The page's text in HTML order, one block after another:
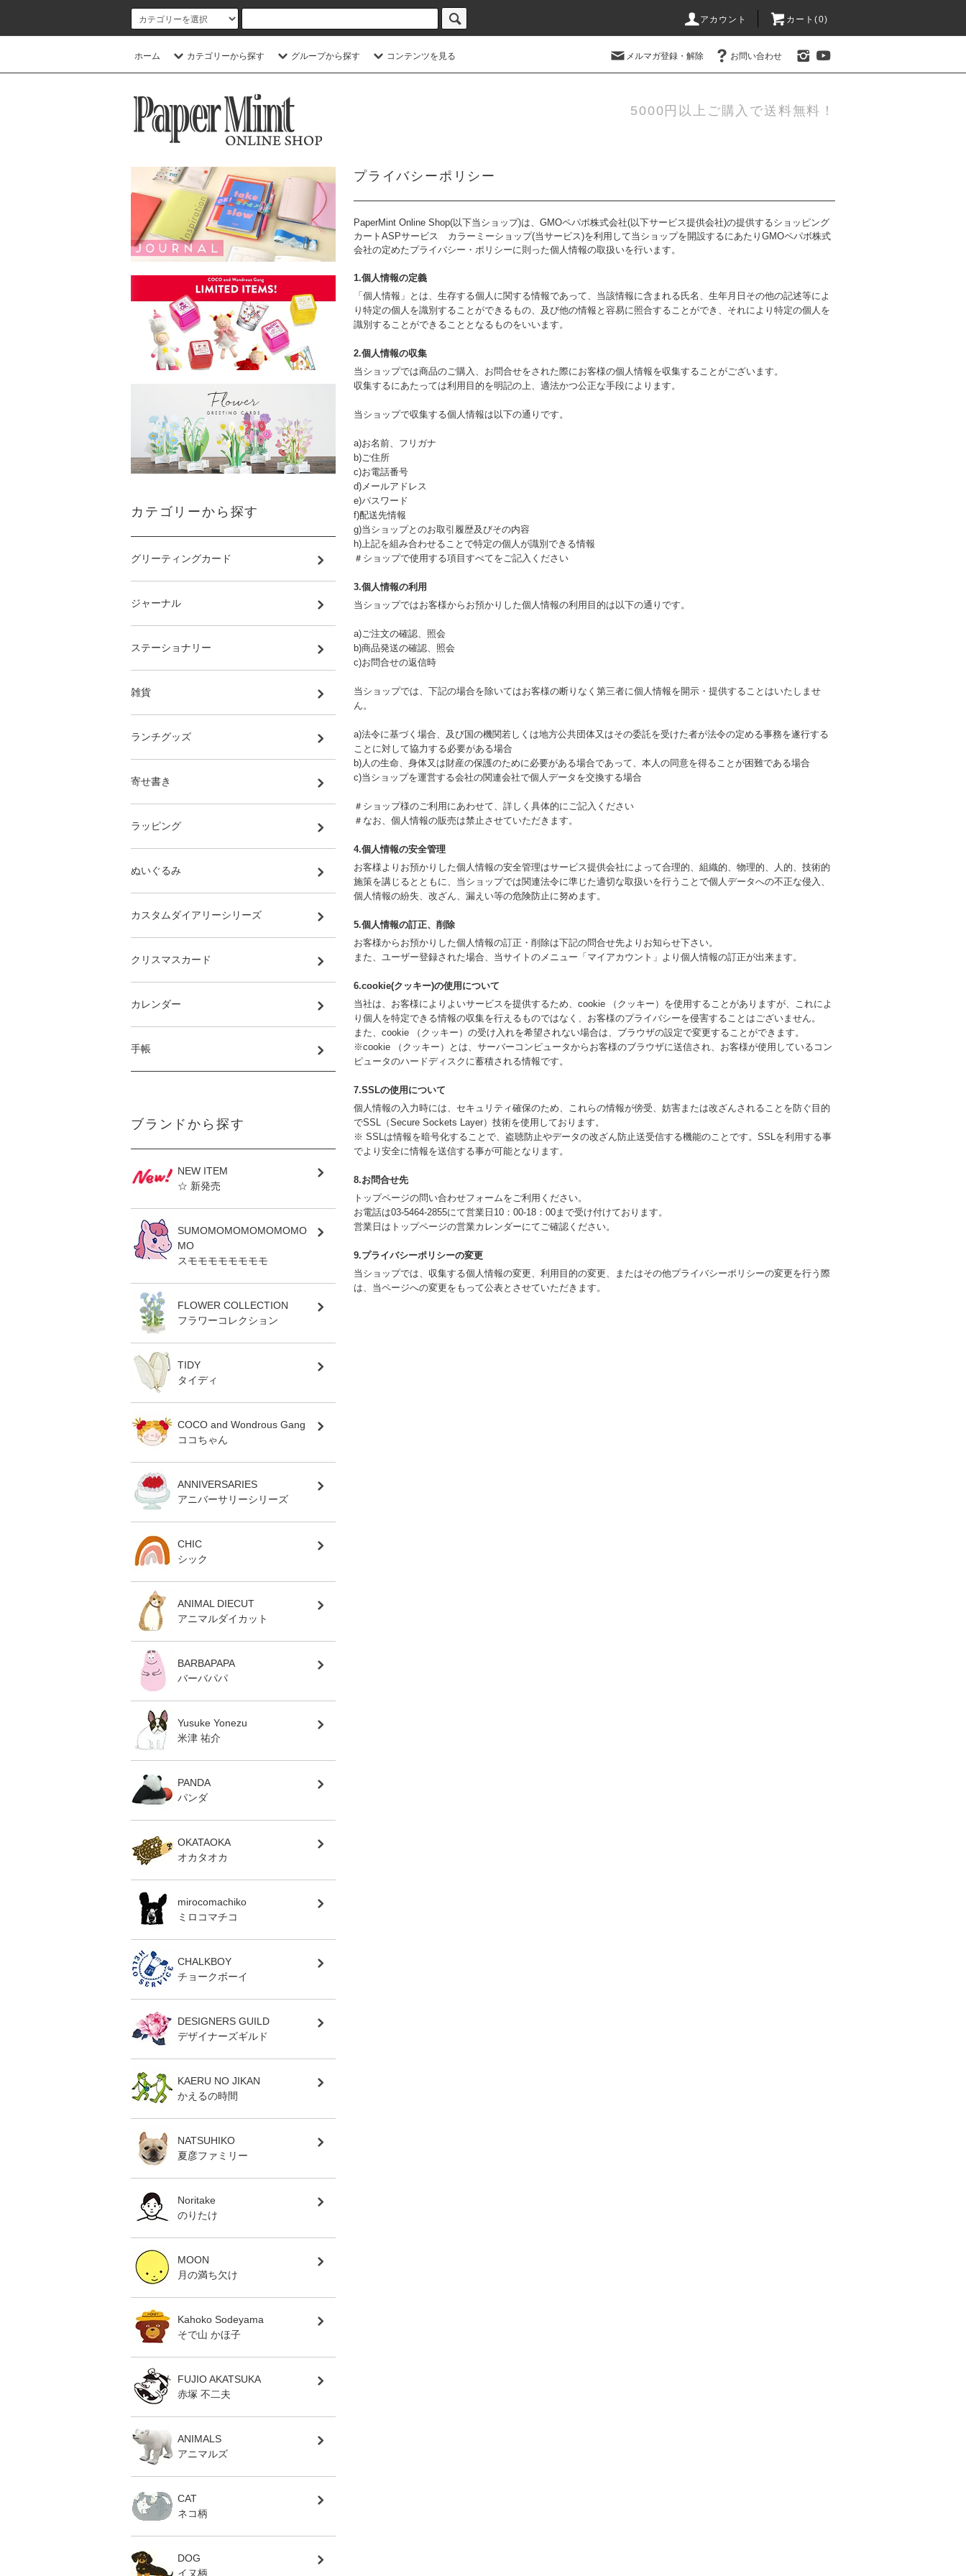
アカウント カート(0)
ホーム カテゴリーから探す グループから探す コンテンツを見る メルマガ登録・解除 お問い合わせ
5000円以上ご購入で送料無料！
プライバシーポリシー
PaperMint Online Shop(以下当ショップ)は、 GMOペパボ株式会社(以下サービス提供会社)の提供するショッピング
カートASPサービス カラーミーショップ(当サービス)を利用して当ショップを開設するにあたりGMOペパボ株式
会社の定めたプライバシー・ポリシーに則った個人情報の取扱いを行います。
1.個人情報の定義
「個人情報」とは、生存する個人に関する情報であって、当該情報に含まれる氏名、生年月日その他の記述等によ
り特定の個人を識別することができるもの、及び他の情報と容易に照合することができ、それにより特定の個人を
識別することができることとなるものをいいます。
2.個人情報の収集
当ショップでは商品のご購入、お問合せをされた際にお客様の個人情報を収集することがございます。
収集するにあたっては利用目的を明記の上、適法かつ公正な手段によります。
当ショップで収集する個人情報は以下の通りです。
a)お名前、フリガナ
b)ご住所
c)お電話番号
d)メールアドレス
e)パスワード
f)配送先情報
g)当ショップとのお取引履歴及びその内容
h)上記を組み合わせることで特定の個人が識別できる情報
＃ショップで使用する項目すべてをご記入ください
3.個人情報の利用
当ショップではお客様からお預かりした個人情報の利用目的は以下の通りです。
a)ご注文の確認、照会
b)商品発送の確認、照会
c)お問合せの返信時
当ショップでは、下記の場合を除いてはお客様の断りなく第三者に個人情報を開示・提供することはいたしませ
ん。
a)法令に基づく場合、及び国の機関若しくは地方公共団体又はその委託を受けた者が法令の定める事務を遂行する
ことに対して協力する必要がある場合
b)人の生命、身体又は財産の保護のために必要がある場合であって、本人の同意を得ることが困難である場合
c)当ショップを運営する会社の関連会社で個人データを交換する場合
＃ショップ様のご利用にあわせて、詳しく具体的にご記入ください
＃なお、個人情報の販売は禁止させていただきます。
4.個人情報の安全管理
お客様よりお預かりした個人情報の安全管理はサービス提供会社によって合理的、組織的、物理的、人的、技術的
施策を講じるとともに、当ショップでは関連法令に準じた適切な取扱いを行うことで個人データへの不正な侵入、
個人情報の紛失、改ざん、漏えい等の危険防止に努めます。
5.個人情報の訂正、削除
お客様からお預かりした個人情報の訂正・削除は下記の問合せ先よりお知らせ下さい。
また、ユーザー登録された場合、当サイトのメニュー「マイアカウント」より個人情報の訂正が出来ます。
6.cookie(クッキー)の使用について
当社は、お客様によりよいサービスを提供するため、cookie （クッキー）を使用することがありますが、これによ
り個人を特定できる情報の収集を行えるものではなく、お客様のプライバシーを侵害することはございません。
また、cookie （クッキー）の受け入れを希望されない場合は、ブラウザの設定で変更することができます。
※cookie （クッキー）とは、サーバーコンピュータからお客様のブラウザに送信され、お客様が使用しているコン
ピュータのハードディスクに蓄積される情報です。
7.SSLの使用について
個人情報の入力時には、セキュリティ確保のため、これらの情報が傍受、妨害または改ざんされることを防ぐ目的
でSSL（Secure Sockets Layer）技術を使用しております。
※ SSLは情報を暗号化することで、盗聴防止やデータの改ざん防止送受信する機能のことです。SSLを利用する事
でより安全に情報を送信する事が可能となります。
8.お問合せ先
トップページの問い合わせフォームをご利用ください。
お電話は03-5464-2855にて営業日10：00-18：00まで受け付けております。
営業日はトップページの営業カレンダーにてご確認ください。
9.プライバシーポリシーの変更
当ショップでは、収集する個人情報の変更、利用目的の変更、またはその他プライバシーポリシーの変更を行う際
は、当ページへの変更をもって公表とさせていただきます。
カテゴリーから探す
グリーティングカード
ジャーナル
ステーショナリー
雑貨
ランチグッズ
寄せ書き
ラッピング
ぬいぐるみ
カスタムダイアリーシリーズ
クリスマスカード
カレンダー
手帳
ブランドから探す
NEW ITEM
☆ 新発売
SUMOMOMOMOMOMOMO
MO
スモモモモモモモモ
FLOWER COLLECTION
フラワーコレクション
TIDY
タイディ
COCO and Wondrous Gang
ココちゃん
ANNIVERSARIES
アニバーサリーシリーズ
CHIC
シック
ANIMAL DIECUT
アニマルダイカット
BARBAPAPA
バーバパパ
Yusuke Yonezu
米津 祐介
PANDA
パンダ
OKATAOKA
オカタオカ
mirocomachiko
ミロコマチコ
CHALKBOY
チョークボーイ
DESIGNERS GUILD
デザイナーズギルド
KAERU NO JIKAN
かえるの時間
NATSUHIKO
夏彦ファミリー
Noritake
のりたけ
MOON
月の満ち欠け
Kahoko Sodeyama
そで山 かほ子
FUJIO AKATSUKA
赤塚 不二夫
ANIMALS
アニマルズ
CAT
ネコ柄
DOG
イヌ柄